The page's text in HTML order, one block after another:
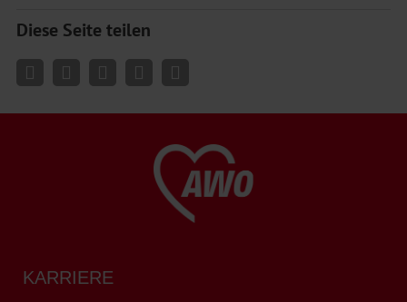
Diese Seite teilen
KARRIERE